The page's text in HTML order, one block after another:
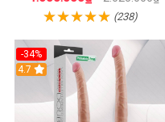
(238)
-34%
4.7